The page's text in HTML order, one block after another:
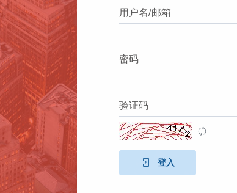
用户名/邮箱
密码
验证码
登入